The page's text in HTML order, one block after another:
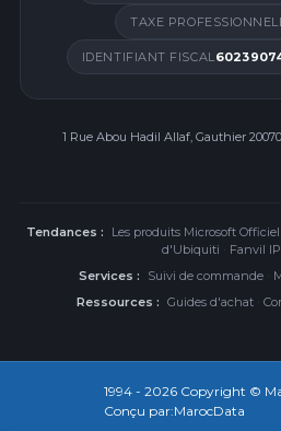
TAXE
IDENTIFIANT FISCAL
1 Rue Abou Hadil Allaf, Gauthier
Tendances : Les produits Microsoft
d'Ubiquiti · Fanvil
Services :
Suivi de commande·
Ressources : Guides d'achat ·
1994 - 2026 Copyright ©
Conçu par:MarocData